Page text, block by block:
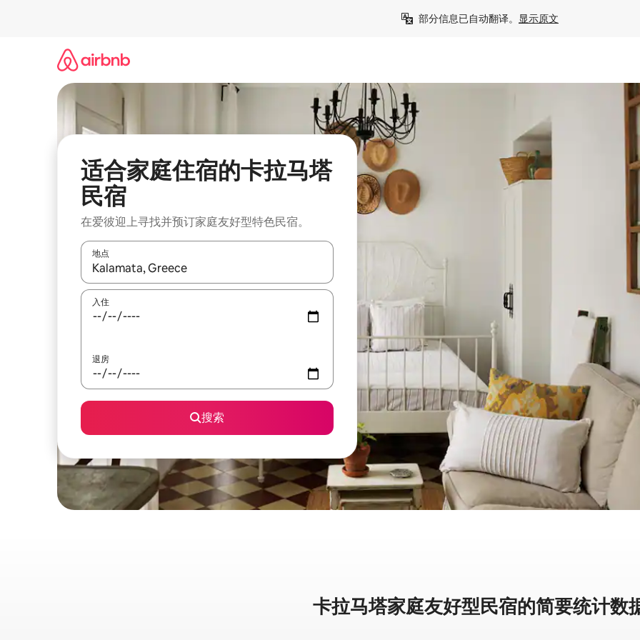
部分信息已自动翻译。 显示原文
适合家庭住宿的卡拉马塔
民宿
在爱彼迎上寻找并预订家庭友好型特色民宿。
地点
如有搜索结果，请使用上下方向键查看，或通过点击或滑动手势浏览。
入住
退房
搜索
卡拉马塔家庭友好型民宿的简要统计数